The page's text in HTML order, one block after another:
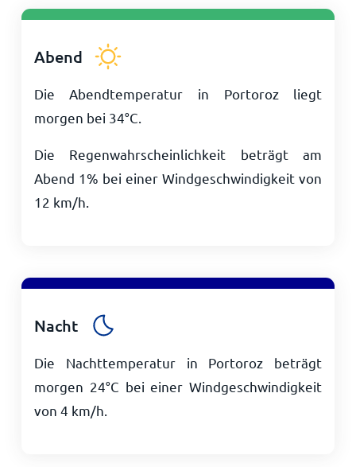
Abend
Die Abendtemperatur in Portoroz liegt
morgen bei 34°C
Die Regenwahrscheinlichkeit beträgt am
Abend 1% bei einer Windgeschwindigkeit von
12 km/h
Nacht
Die Nachttemperatur in Portoroz beträgt
morgen 24°C bei einer Windgeschwindigkeit
von 4 km/h